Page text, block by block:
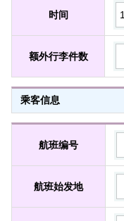
时间
额外行李件数
乘客信息
航班编号
航班始发地